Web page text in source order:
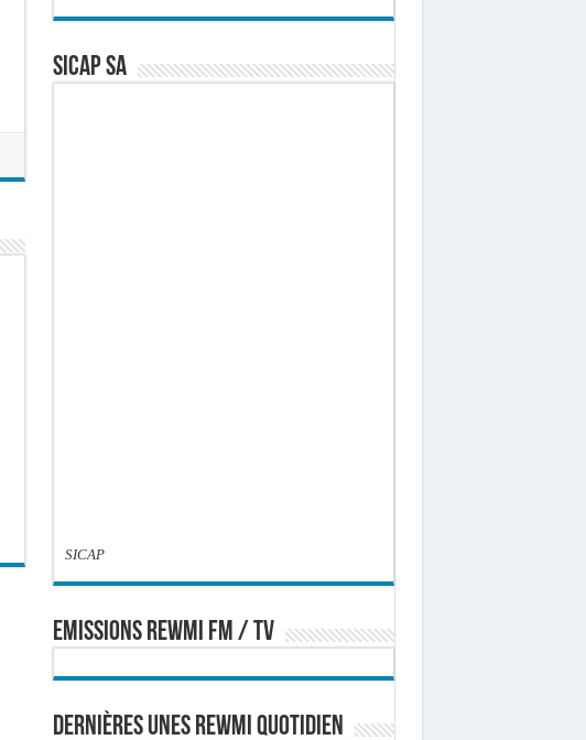
SICAP SA
SICAP
EMISSIONS REWMI FM / TV
Dernières Unes Rewmi Quotidien